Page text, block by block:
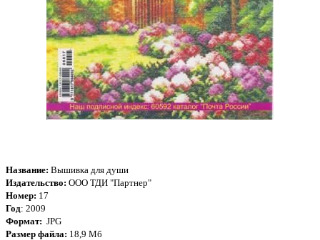
Название: Вышивка для души
Издательство: ООО ТДИ "Партнер"
Номер: 17
Год: 2009
Формат: JPG
Размер файла: 18,9 Мб